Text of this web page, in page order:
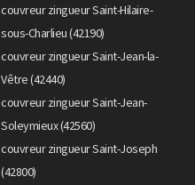
couvreur zingueur Saint-Hilaire-
sous-Charlieu (42190)
couvreur zingueur Saint-Jean-la-
Vêtre (42440)
couvreur zingueur Saint-Jean-
Soleymieux (42560)
couvreur zingueur Saint-Joseph
(42800)